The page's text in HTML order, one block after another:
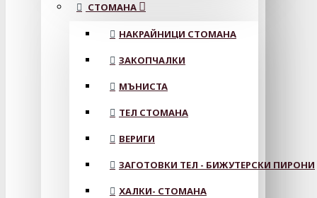
СТОМАНА
НАКРАЙНИЦИ СТОМАНА
ЗАКОПЧАЛКИ
МЪНИСТА
ТЕЛ СТОМАНА
ВЕРИГИ
ЗАГОТОВКИ ТЕЛ - БИЖУТЕРСКИ ПИРОНИ
ХАЛКИ- СТОМАНА